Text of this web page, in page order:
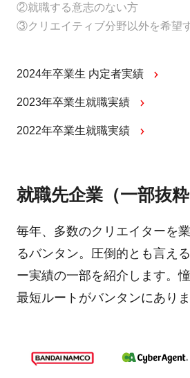
②就職する意志のない方
③クリエイティブ分野以外を希望
2024年卒業生 内定者実績
2023年卒業生就職実績
2022年卒業生就職実績
就職先企業（一部抜粋
毎年、多数のクリエイターを
るバンタン。圧倒的とも言え
ー実績の一部を紹介します。
最短ルートがバンタンにありま